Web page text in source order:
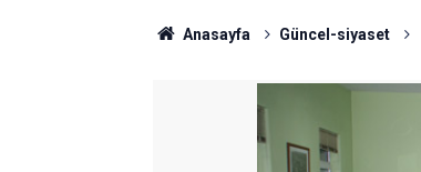
Anasayfa Güncel-siyaset